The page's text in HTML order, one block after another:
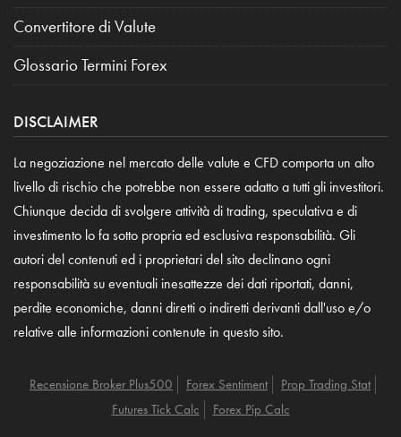
Convertitore di Valute
Glossario Termini Forex
DISCLAIMER
La negoziazione nel mercato delle valute e CFD comporta un alto
livello di rischio che potrebbe non essere adatto a tutti gli investitori.
Chiunque decida di svolgere attività di trading, speculativa e di
investimento lo fa sotto propria ed esclusiva responsabilità. Gli
autori del contenuti ed i proprietari del sito declinano ogni
responsabilità su eventuali inesattezze dei dati riportati, danni,
perdite economiche, danni diretti o indiretti derivanti dall'uso e/o
relative alle informazioni contenute in questo sito.
Recensione Broker Plus500 Forex Sentiment
Prop Trading Stat
Futures Tick Calc
Forex Pip Calc